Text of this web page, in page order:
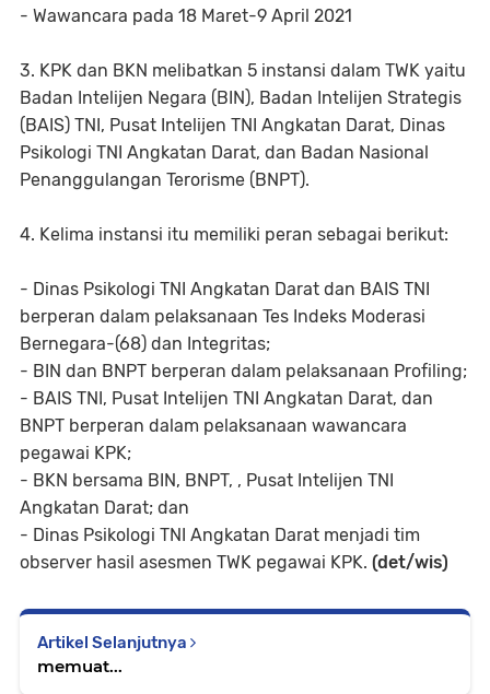
- Wawancara pada 18 Maret-9 April 2021
3. KPK dan BKN melibatkan 5 instansi dalam TWK yaitu
Badan Intelijen Negara (BIN), Badan Intelijen Strategis
(BAIS) TNI, Pusat Intelijen TNI Angkatan Darat, Dinas
Psikologi TNI Angkatan Darat, dan Badan Nasional
Penanggulangan Terorisme (BNPT).
4. Kelima instansi itu memiliki peran sebagai berikut:
- Dinas Psikologi TNI Angkatan Darat dan BAIS TNI
berperan dalam pelaksanaan Tes Indeks Moderasi
Bernegara-(68) dan Integritas;
- BIN dan BNPT berperan dalam pelaksanaan Profiling;
- BAIS TNI, Pusat Intelijen TNI Angkatan Darat, dan
BNPT berperan dalam pelaksanaan wawancara
pegawai KPK;
- BKN bersama BIN, BNPT, , Pusat Intelijen TNI
Angkatan Darat; dan
- Dinas Psikologi TNI Angkatan Darat menjadi tim
observer hasil asesmen TWK pegawai KPK. (det/wis)
Artikel Selanjutnya
memuat...